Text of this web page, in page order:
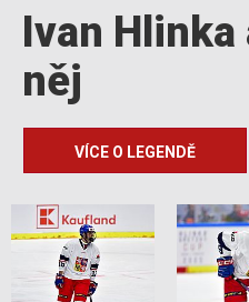
Ivan Hlinka
něj
VÍCE O LEGENDĚ